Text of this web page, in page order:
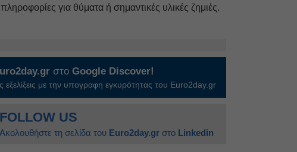
για θύματα ή σημαντικές υλικές ζημιές.
στοGoogle Discover!
εξελίξεις με την υπογραφη εγκυρότητας του Euro2day.gr
FOLLOW US
Ακολουθήστε τη σελίδα του Euro2day.gr στο Linkedin